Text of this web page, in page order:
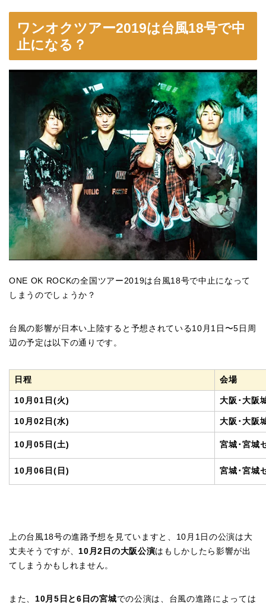
ワンオクツアー2019は台風18号で中
止になる？
ONE OK ROCKの全国ツアー2019は台風18号で中止になって
しまうのでしょうか？
台風の影響が日本い上陸すると予想されている10月1日〜5日周
辺の予定は以下の通りです。
日程 会場
10月01日(火) 大阪･大阪
10月02日(水) 大阪･大阪
10月05日(土) 宮城･宮城
10月06日(日) 宮城･宮城
上の台風18号の進路予想を見ていますと、10月1日の公演は大
丈夫そうですが、 10月2日の大阪公演はもしかしたら影響が出
てしまうかもしれません。
また、 10月5日と6日の宮城での公演は、台風の進路によっては